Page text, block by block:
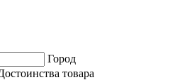
Город
товара